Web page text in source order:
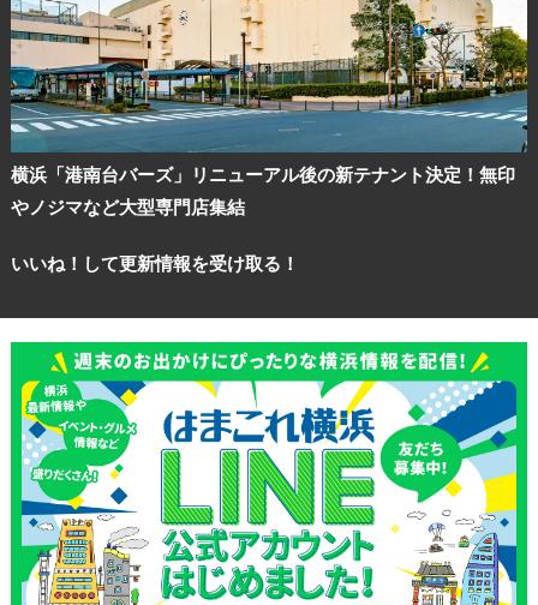
横浜「港南台バーズ」リニューアル後の新テナント決定！無印
やノジマなど大型専門店集結
いいね！して更新情報を受け取る！